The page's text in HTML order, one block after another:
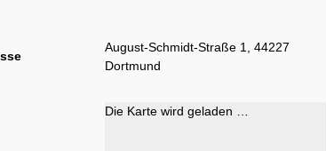
August-Schmidt-Straße 1, 44227
Dortmund
Die Karte wird geladen …